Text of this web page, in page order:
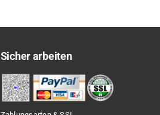
Sicher arbeiten